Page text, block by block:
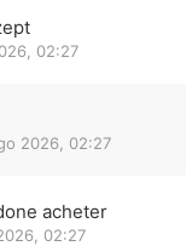
02:27
2026, 02:27
acheter
02:27